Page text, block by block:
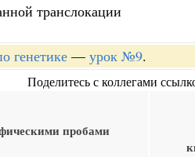
транслокации
генетике — урок №9.
Поделитесь с коллегами
пробами